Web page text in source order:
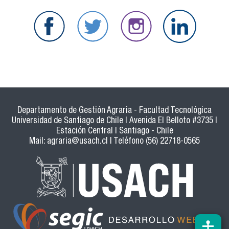
Departamento de Gestión Agraria - Facultad Tecnológica
Universidad de Santiago de Chile | Avenida El Belloto #3735 |
Estación Central | Santiago - Chile
Mail: agraria@usach.cl | Teléfono (56) 22718-0565